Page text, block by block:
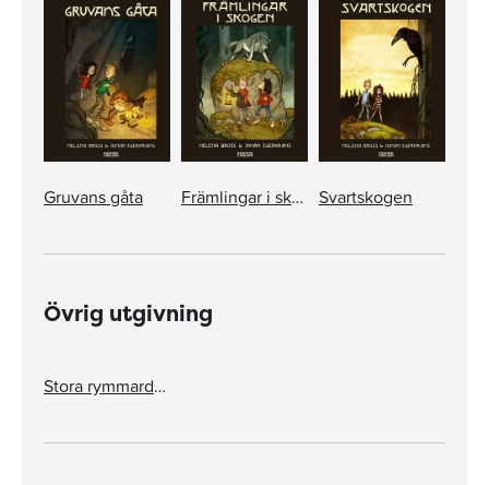
Gruvans gåta Främlingar i skogen Svartskogen
Övrig utgivning
Stora rymmardagen